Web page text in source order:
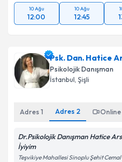
10 Ağu
12:00
10 Ağu
12:45
Psk. Dan. Hatice
Psikolojik Danışman
İstanbul, Şişli
Adres 1 Adres 2
Dr.Psikolojik Danışman Hatice
İyiyim
Teşvikiye Mahallesi Sinoplu Şehit Cemal